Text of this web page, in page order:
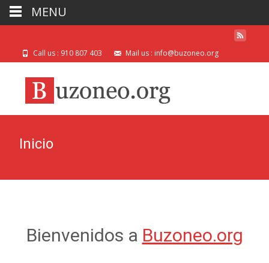
Call us : 910 807 403 Mail us : info@buzoneo.org
Inicio
Bienvenidos a Buzoneo.org
MENU